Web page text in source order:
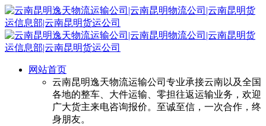
网站首页
云南昆明逸天物流运输公司专业承接云南以及全国
各地的整车、大件运输、零担往返运输业务，欢迎
广大货主来电咨询报价。至诚至信，一次合作，终
身朋友。